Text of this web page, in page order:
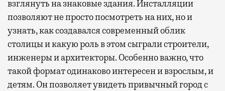
взглянуть на знаковые здания. Инсталляции
позволяют не просто посмотреть на них, но и
узнать, как создавался современный облик
столицы и какую роль в этом сыграли строители,
инженеры и архитекторы. Особенно важно, что
такой формат одинаково интересен и взрослым, и
детям. Он позволяет увидеть привычный город с